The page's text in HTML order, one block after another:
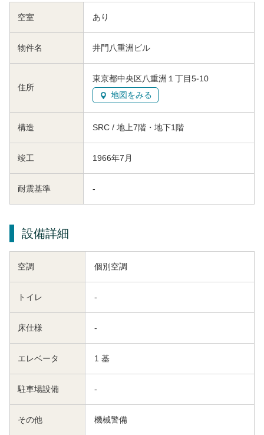
空室 あり
物件名 井門八重洲ビル
住所
東京都中央区八重洲１丁目5-10
地図をみる
構造 SRC / 地上7階・地下1階
竣工 1966年7月
耐震基準 -
設備詳細
空調 個別空調
トイレ -
床仕様 -
エレベータ 1 基
駐車場設備 -
その他 機械警備